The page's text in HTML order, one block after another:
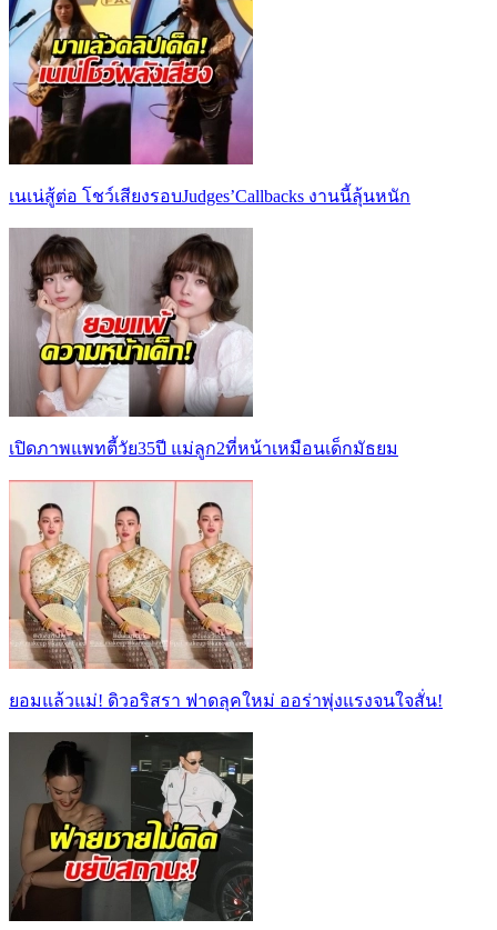
เนเน่สู้ต่อ โชว์เสียงรอบJudges’Callbacks งานนี้ลุ้นหนัก
เปิดภาพแพทตี้วัย35ปี แม่ลูก2ที่หน้าเหมือนเด็กมัธยม
ยอมแล้วแม่! ดิวอริสรา ฟาดลุคใหม่ ออร่าพุ่งแรงจนใจสั่น!